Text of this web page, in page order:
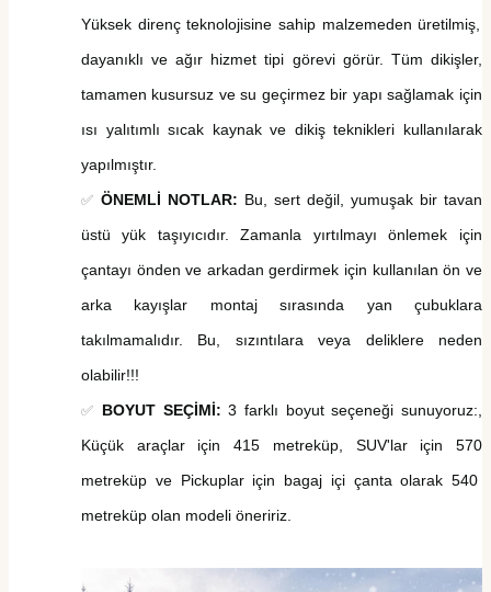
Yüksek dirençteknolojisine sahip malzemeden üretilmiş,
dayanıklı ve ağır hizmet tipi görevi görür. Tüm dikişler,
tamamen kusursuz ve su geçirmez bir yapı sağlamak için
ısı yalıtımlısıcak kaynak ve dikiş teknikleri kullanılarak
yapılmıştır.
✅ ÖNEMLİ NOTLAR: Bu, sert değil, yumuşak bir tavan
üstü yük taşıyıcıdır. Zamanla yırtılmayı önlemek için
çantayı önden ve arkadan gerdirmek için kullanılanön ve
arka kayışlar montaj sırasında yan çubuklara
takılmamalıdır. Bu, sızıntılara veya deliklere neden
olabilir!!!
✅ BOYUT SEÇİMİ: 3 farklı boyut seçeneği sunuyoruz:,
Küçük araçlar için415 metreküp, SUV'lar için 570
metreküp ve Pickuplar için bagaj içi çanta olarak 540
metreküp olan modeli öneririz.